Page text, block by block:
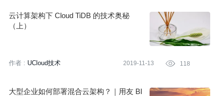
云计算架构下 Cloud TiDB 的技术奥秘
（上）
作者 : UCloud技术 2019-11-13  118
大型企业如何部署混合云架构？｜用友 BI